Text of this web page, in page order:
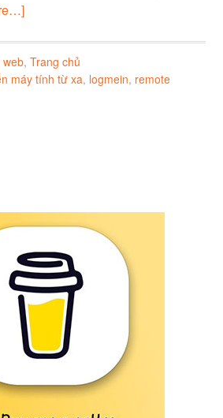
web,Trang chủ
máy tính từ xa, logmein, remote